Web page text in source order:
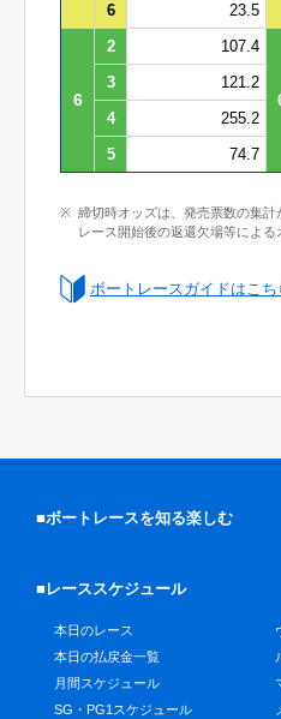
6
23.5
6
2 107.4
3
121.2
4
255.2
5
74.7
締切時オッズは、発売票数の集
レース開始後の返還欠場等による
ボートレースガイドはこち
■ボートレースを知る楽しむ
■レーススケジュール
本日のレース
本日の払戻金一覧
月間スケジュール
SG・PG1スケジュール